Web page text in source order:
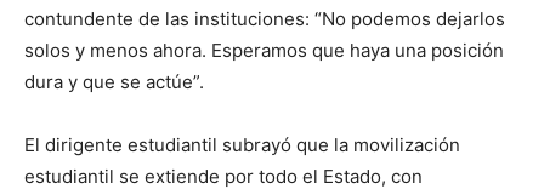
contundente de las instituciones: “No podemos dejarlos
solos y menos ahora. Esperamos que haya una posición
dura y que se actúe”.
El dirigente estudiantil subrayó que la movilización
estudiantil se extiende por todo el Estado, con